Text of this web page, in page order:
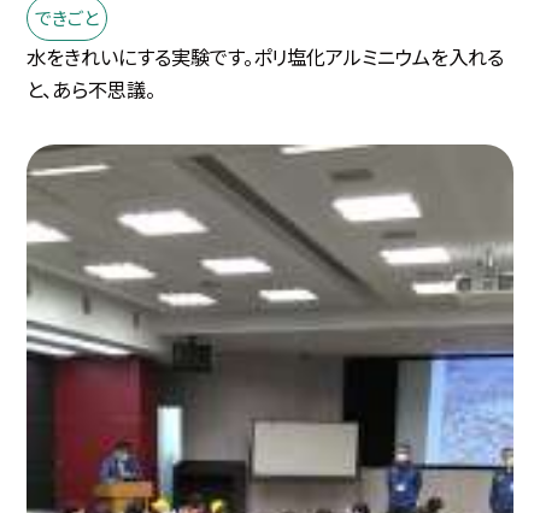
できごと
水をきれいにする実験です。ポリ塩化アルミニウムを入れる
と、あら不思議。